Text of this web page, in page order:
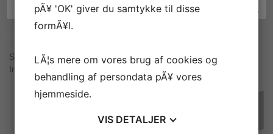
Sea War Museum Jutland | Kystcentervej 11 | 7680 Thyborøn |
Info@seawarmuseum.dk
pÃ¥ 'OK' giver du samtykke til disse
formÃ¥l.
LÃ¦s mere om vores brug af cookies og
behandling af persondata pÃ¥ vores
hjemmeside.
VIS DETALJER